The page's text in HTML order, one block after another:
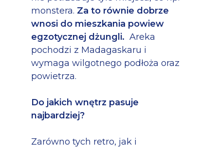
monstera. Za to równie dobrze
wnosi do mieszkania powiew
egzotycznej dżungli. Areka
pochodzi z Madagaskaru i
wymaga wilgotnego podłoża oraz
powietrza.
Do jakich wnętrz pasuje
najbardziej?
Zarówno tych retro, jak i